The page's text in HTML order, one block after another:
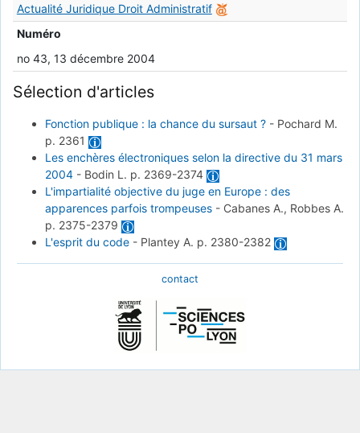
Actualité Juridique Droit Administratif
Numéro
no 43, 13 décembre 2004
Sélection d'articles
Fonction publique : la chance du sursaut ? - Pochard M.
p. 2361
Les enchères électroniques selon la directive du 31 mars
2004 - Bodin L. p. 2369-2374
L'impartialité objective du juge en Europe : des
apparences parfois trompeuses - Cabanes A., Robbes A.
p. 2375-2379
L'esprit du code - Plantey A. p. 2380-2382
contact